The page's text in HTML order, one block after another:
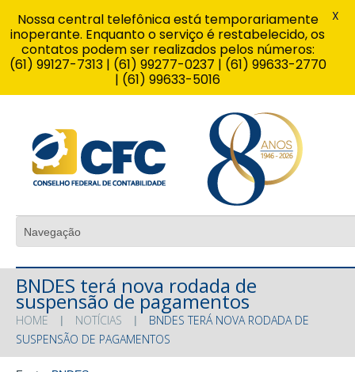
BNDES terá nova rodada de
suspensão de pagamentos
HOME NOTÍCIAS
BNDES TERÁ NOVA RODADA DE
SUSPENSÃO DE PAGAMENTOS
Nossa central telefônica está temporariamente
inoperante. Enquanto o serviço é restabelecido, os
contatos podem ser realizados pelos números:
(61) 99127-7313 | (61) 99277-0237 | (61) 99633-2770
| (61) 99633-5016
X